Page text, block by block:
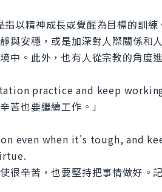
以精神成長或覺醒為目標的訓練
與安穩，或是加深對人際關係和
中。此外，也有人從宗教的角度
practice and keep
苦也要繼續工作。」
even when it's tough, and
很辛苦，也要堅持把事情做好。